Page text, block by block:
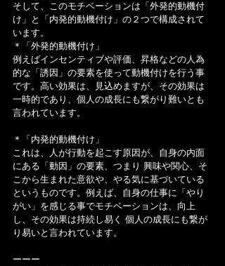
そして、このモチベーションは「外発的動機付
け」と「内発的動機付け」の２つで構成されて
います。
＊「外発的動機付け」
例えばインセンティブや評価、昇格などの人為
的な「誘因」の要素を使って動機付けを行う事
です。高い効果は、見込めますが、その効果は
一時的であり、個人の成長にも繋がり難いとも
言われています。
＊「内発的動機付け」
これは、人が行動を起こす原因が、自身の内面
にある「動因」の要素、つまり 興味や関心、そ
こから生まれた意欲や、やる気に基づいている
というものです。例えば、自身の仕事に「やり
がい」を感じる事でモチベーションは、向上
し、その効果は持続し易く 個人の成長にも繋が
り易いと言われています。
ーーー